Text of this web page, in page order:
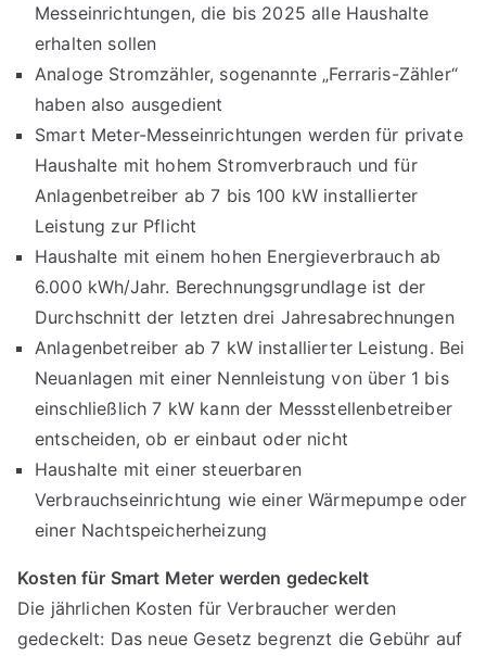
Messeinrichtungen, die bis 2025 alle Haushalte
erhalten sollen
Analoge Stromzähler, sogenannte „Ferraris-Zähler“
haben also ausgedient
Smart Meter-Messeinrichtungen werden für private
Haushalte mit hohem Stromverbrauch und für
Anlagenbetreiber ab 7 bis 100 kW installierter
Leistung zur Pflicht
Haushalte mit einem hohen Energieverbrauch ab
6.000 kWh/Jahr. Berechnungsgrundlage ist der
Durchschnitt der letzten drei Jahresabrechnungen
Anlagenbetreiber ab 7 kW installierter Leistung. Bei
Neuanlagen mit einer Nennleistung von über 1 bis
einschließlich 7 kW kann der Messstellenbetreiber
entscheiden, ob er einbaut oder nicht
Haushalte mit einer steuerbaren
Verbrauchseinrichtung wie einer Wärmepumpe oder
einer Nachtspeicherheizung
Kosten für Smart Meter werden gedeckelt
Die jährlichen Kosten für Verbraucher werden
gedeckelt: Das neue Gesetz begrenzt die Gebühr auf